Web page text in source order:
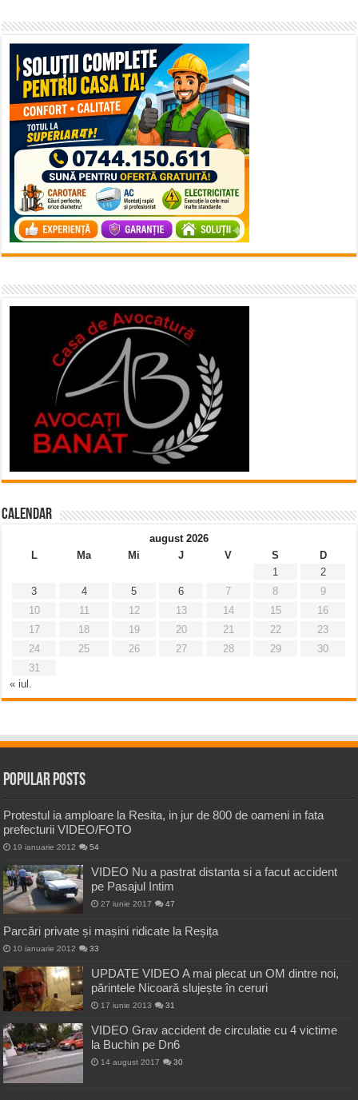
Calendar
august 2026
L
Ma Mi J V S
D
1
2
3
4 5 6 7 8
9
10
11 12 13 14 15
16
17
18 19 20 21 22
23
24
25 26 27 28 29
30
31
« iul.
Popular Posts
Protestul ia amploare la Resita, in jur de 800 de oameni in fata
prefecturii VIDEO/FOTO
19 ianuarie 2012 54
VIDEO Nu a pastrat distanta si a facut accident
pe Pasajul Intim
27 iunie 2017 47
Parcări private și mașini ridicate la Reșița
10 ianuarie 2012 33
UPDATE VIDEO A mai plecat un OM dintre noi,
părintele Nicoară slujește în ceruri
17 iunie 2013 31
VIDEO Grav accident de circulatie cu 4 victime
la Buchin pe Dn6
14 august 2017 30